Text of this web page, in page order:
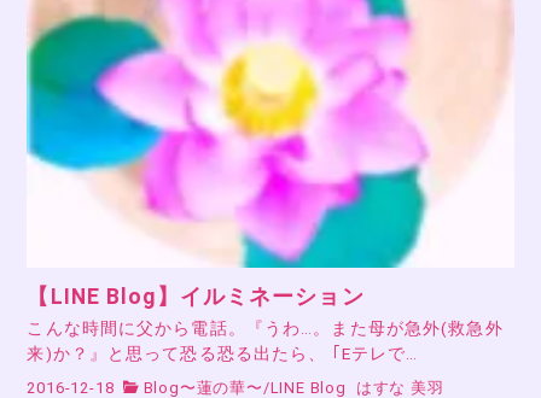
【LINE Blog】イルミネーション
こんな時間に父から電話。『うわ…。また母が急外(救急外
来)か？』と思って恐る恐る出たら、 ｢Eテレで…
2016-12-18 Blog〜蓮の華〜 /LINE Blog はすな 美羽